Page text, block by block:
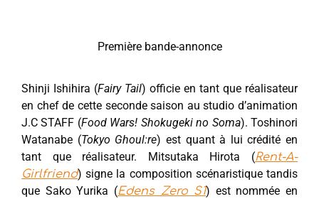
Première bande-annonce
Shinji Ishihira (Fairy Tail) officie en tant que réalisateur
en chef de cette seconde saison au studio d’animation
J.C STAFF (Food Wars! Shokugeki no Soma). Toshinori
Watanabe (Tokyo Ghoul:re) est quant à lui crédité en
tant que réalisateur. Mitsutaka Hirota (Rent-A-
Girlfriend) signe la composition scénaristique tandis
que Sako Yurika (Edens Zero S1) est nommée en